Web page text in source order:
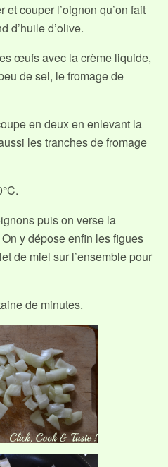
couper l’oignon qu’on fait
d’huile d’olive.
œufs avec la crème liquide,
de sel, le fromage de
en deux en enlevant la
les tranches de fromage
puis on verse la
y dépose enfin les figues
de miel sur l’ensemble pour
de minutes.